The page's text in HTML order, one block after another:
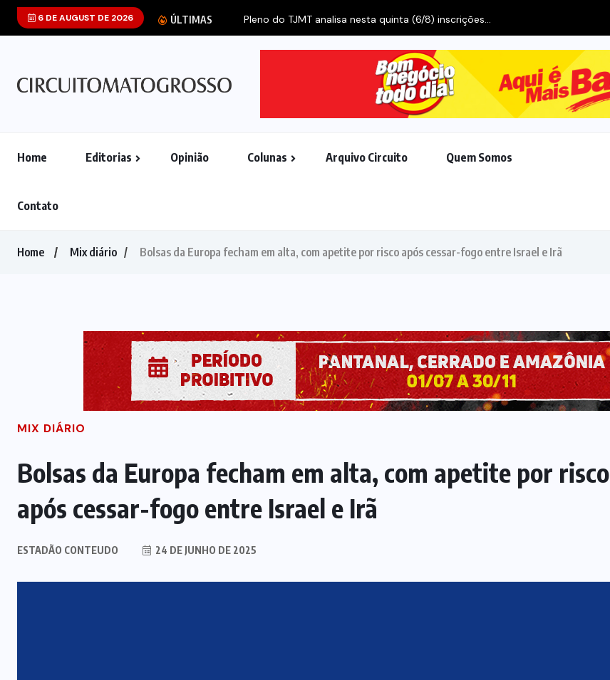
6 DE AUGUST DE 2026 ÚLTIMAS
Home Editorias Opinião Colunas Arquivo Circuito Quem Somos
Contato
Home Mix diário Bolsas da Europa fecham em alta, com apetite por risco após cessar-fogo entre Israel e Irã
MIX DIÁRIO
Bolsas da Europa fecham em alta, com apetite por risco
após cessar-fogo entre Israel e Irã
ESTADÃO CONTEUDO 24 DE JUNHO DE 2025